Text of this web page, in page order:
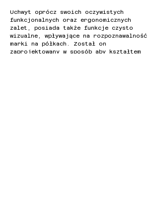
Uchwyt oprócz swoich oczywistych
funkcjonalnych oraz ergonomicznych
zalet, posiada także funkcje czysto
wizualne, wpływające na rozpoznawalność
marki na półkach. Został on
zaprojektowany w sposób aby kształtem